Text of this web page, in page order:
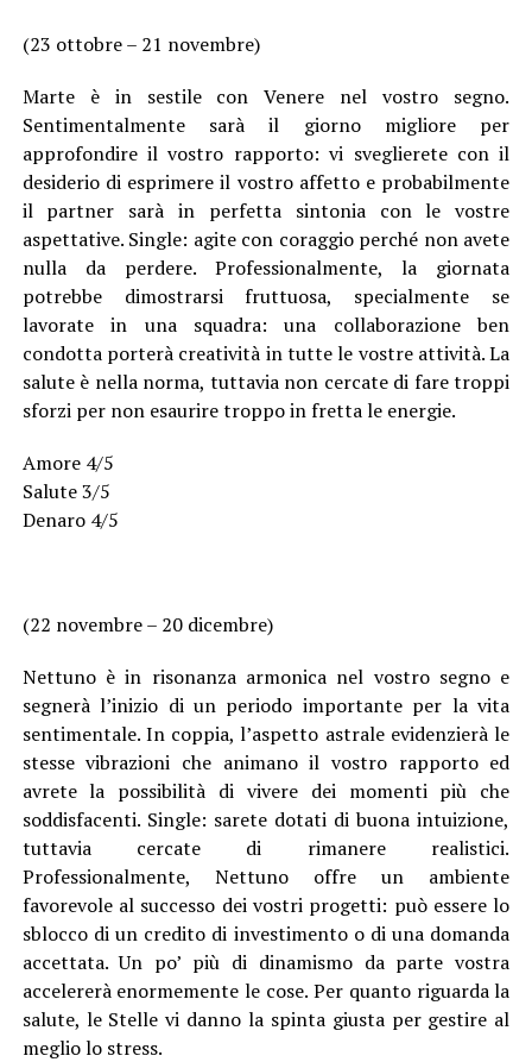
(23 ottobre – 21 novembre)
Marte è in sestile con Venere nel vostro segno.
Sentimentalmente sarà il giorno migliore per
approfondire il vostro rapporto: vi sveglierete con il
desiderio di esprimere il vostro affetto e probabilmente
il partner sarà in perfetta sintonia con le vostre
aspettative. Single: agite con coraggio perché non avete
nulla da perdere. Professionalmente, la giornata
potrebbe dimostrarsi fruttuosa, specialmente se
lavorate in una squadra: una collaborazione ben
condotta porterà creatività in tutte le vostre attività. La
salute è nella norma, tuttavia non cercate di fare troppi
sforzi per non esaurire troppo in fretta le energie.
Amore 4/5
Salute 3/5
Denaro 4/5
(22 novembre – 20 dicembre)
Nettuno è in risonanza armonica nel vostro segno e
segnerà l’inizio di un periodo importante per la vita
sentimentale. In coppia, l’aspetto astrale evidenzierà le
stesse vibrazioni che animano il vostro rapporto ed
avrete la possibilità di vivere dei momenti più che
soddisfacenti. Single: sarete dotati di buona intuizione,
tuttavia cercate di rimanere realistici.
Professionalmente, Nettuno offre un ambiente
favorevole al successo dei vostri progetti: può essere lo
sblocco di un credito di investimento o di una domanda
accettata. Un po’ più di dinamismo da parte vostra
accelererà enormemente le cose. Per quanto riguarda la
salute, le Stelle vi danno la spinta giusta per gestire al
meglio lo stress.